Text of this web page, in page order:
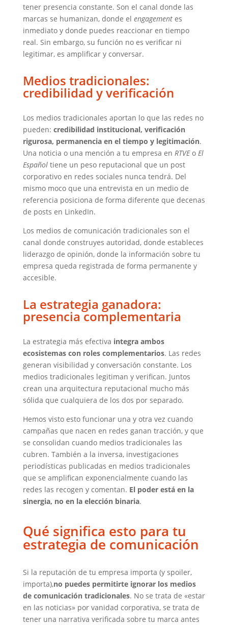
tener presencia constante. Son el canal donde las
marcas se humanizan, donde el engagement es
inmediato y donde puedes reaccionar en tiempo
real. Sin embargo, su función no es verificar ni
legitimar, es amplificar y conversar.
Medios tradicionales:
credibilidad y verificación
Los medios tradicionales aportan lo que las redes no
pueden: credibilidad institucional, verificación
rigurosa, permanencia en el tiempo y legitimación.
Una noticia o una mención a tu empresa en RTVEo El
Españoltiene un peso reputacional que un post
corporativo en redes sociales nunca tendrá. Del
mismo moco que una entrevista en un medio de
referencia posiciona de forma diferente que decenas
de posts en LinkedIn.
Los medios de comunicación tradicionales son el
canal donde construyes autoridad, donde estableces
liderazgo de opinión, donde la información sobre tu
empresa queda registrada de forma permanente y
accesible.
La estrategia ganadora:
presencia complementaria
La estrategia más efectiva integra ambos
ecosistemas con roles complementarios. Las redes
generan visibilidad y conversación constante. Los
medios tradicionales legitiman y verifican. Juntos
crean una arquitectura reputacional mucho más
sólida que cualquiera de los dos por separado.
Hemos visto esto funcionar una y otra vez cuando
campañas que nacen en redes ganan tracción, y que
se consolidan cuando medios tradicionales las
cubren. También a la inversa, investigaciones
periodísticas publicadas en medios tradicionales
que se amplifican exponencialmente cuando las
redes las recogen y comentan. El poder está en la
sinergia, no en la elección binaria.
Qué significa esto para tu
estrategia de comunicación
Si la reputación de tu empresa importa (y spoiler,
importa),no puedes permitirte ignorar los medios
de comunicación tradicionales. No se trata de «estar
en las noticias» por vanidad corporativa, se trata de
tener una narrativa verificada sobre tu marca antes